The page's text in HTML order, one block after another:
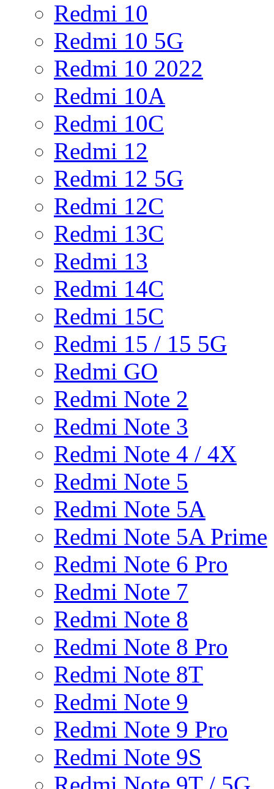
Redmi 10
Redmi 10 5G
Redmi 10 2022
Redmi 10A
Redmi 10C
Redmi 12
Redmi 12 5G
Redmi 12C
Redmi 13C
Redmi 13
Redmi 14C
Redmi 15C
Redmi 15 / 15 5G
Redmi GO
Redmi Note 2
Redmi Note 3
Redmi Note 4 / 4X
Redmi Note 5
Redmi Note 5A
Redmi Note 5A Prime
Redmi Note 6 Pro
Redmi Note 7
Redmi Note 8
Redmi Note 8 Pro
Redmi Note 8T
Redmi Note 9
Redmi Note 9 Pro
Redmi Note 9S